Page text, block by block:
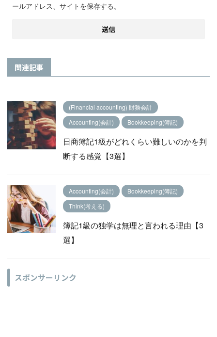
ールアドレス、サイトを保存する。
関連記事
(Financial accounting) 財務会計
Accounting(会計)
Bookkeeping(簿記)
日商簿記1級がどれくらい難しいのかを判
断する感覚【3選】
Accounting(会計)
Bookkeeping(簿記)
Think(考える)
簿記1級の独学は無理と言われる理由【3
選】
スポンサーリンク